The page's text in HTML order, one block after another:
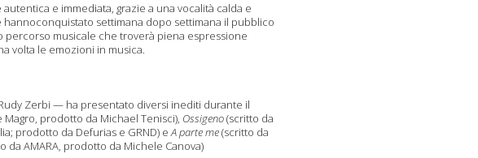
e immediata, grazie a una vocalità calda e
hannoconquistato settimana dopo settimana il pubblico
percorso musicale che troverà piena espressione
volta le emozioni in musica.
Zerbi — ha presentato diversi inediti durante il
Magro, prodotto da Michael Tenisci), Ossigeno(scritto da
prodotto da Defuriase GRND) eA parte me(scritto da
da AMARA, prodotto da Michele Canova)